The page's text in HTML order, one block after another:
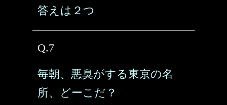
答えは２つ
Q.7
毎朝、悪臭がする東京の名
所、どーこだ？